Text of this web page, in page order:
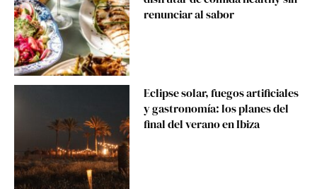
renunciar al sabor
Eclipse solar, fuegos artificiales
y gastronomía: los planes del
final del verano en Ibiza